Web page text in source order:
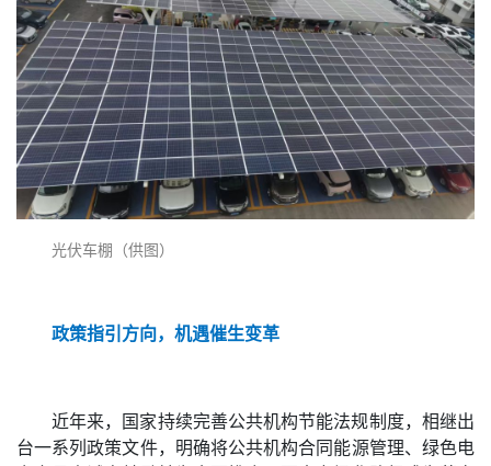
光伏车棚（供图）
政策指引方向，机遇催生变革
近年来，国家持续完善公共机构节能法规制度，相继出
台一系列政策文件，明确将公共机构合同能源管理、绿色电